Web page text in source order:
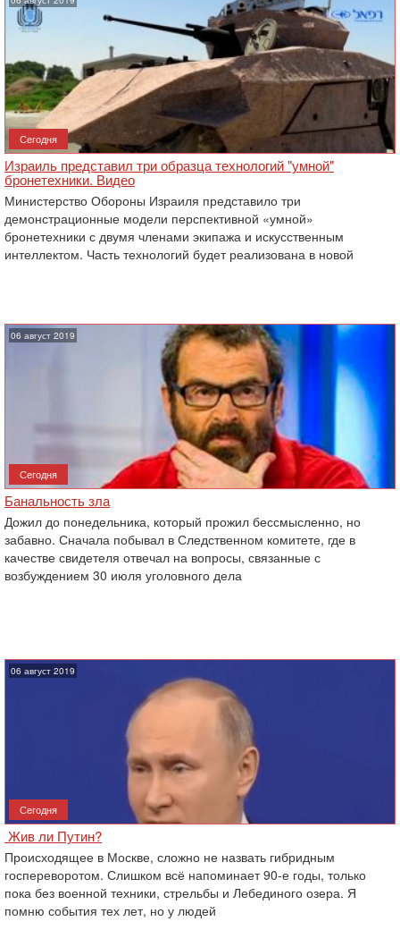
Сегодня
Израиль представил три образца технологий "умной"
бронетехники. Видео
Министерство Обороны Израиля представило три
демонстрационные модели перспективной «умной»
бронетехники с двумя членами экипажа и искусственным
интеллектом. Часть технологий будет реализована в новой
06 август 2019
Сегодня
Банальность зла
Дожил до понедельника, который прожил бессмысленно, но
забавно. Сначала побывал в Следственном комитете, где в
качестве свидетеля отвечал на вопросы, связанные с
возбуждением 30 июля уголовного дела
06 август 2019
Сегодня
Жив ли Путин?
Происходящее в Москве, сложно не назвать гибридным
госпереворотом. Слишком всё напоминает 90-е годы, только
пока без военной техники, стрельбы и Лебединого озера. Я
помню события тех лет, но у людей